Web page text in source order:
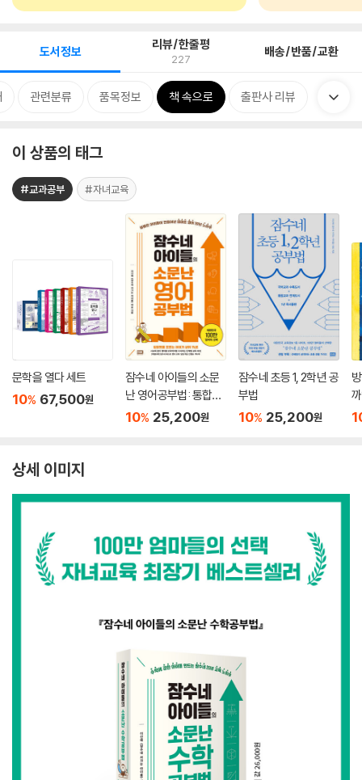
도서정보 리뷰/한줄평
227 배송/반품/교환
관련분류 품목정보 책 속으로 출판사 리뷰
이 상품의 태그
#교과공부 #자녀교육
문학을 열다 세트
10% 67,500원
잠수네 아이들의 소문
난 영어공부법: 통합로
드맵
10% 25,200원
잠수네 초등 1, 2학년 공
부법
10% 25,200원
상세 이미지